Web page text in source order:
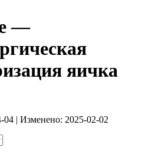
—
яичка
04 | Изменено: 2025-02-02